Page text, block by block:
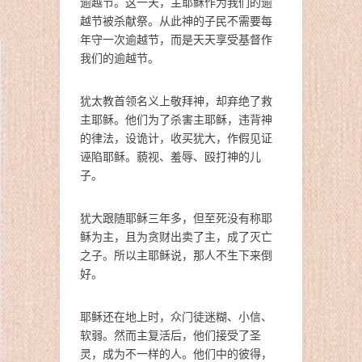
越节被杀献祭。从此神的子民不需要每
年守一次逾越节，而是天天享受基督作
我们的逾越节。
犹太教首领名义上敬拜神，却弃绝了救
主耶稣。他们为了杀害主耶稣，违背神
的律法，设诡计，收买犹大，作假见证
诬陷耶稣。藐视、羞辱、殴打神的儿
子。
犹大跟随耶稣三年多，但至死没有称耶
稣为主，且为贪财出卖了主，成了灭亡
之子。所以主耶稣说，那人不生下来倒
好。
耶稣还在地上时，众门徒迷糊、小信、
软弱。然而主复活后，他们接受了圣
灵，成为不一样的人。他们中的彼得，